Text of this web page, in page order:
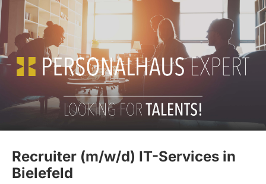
Recruiter (m/w/d) IT-Services in
Bielefeld